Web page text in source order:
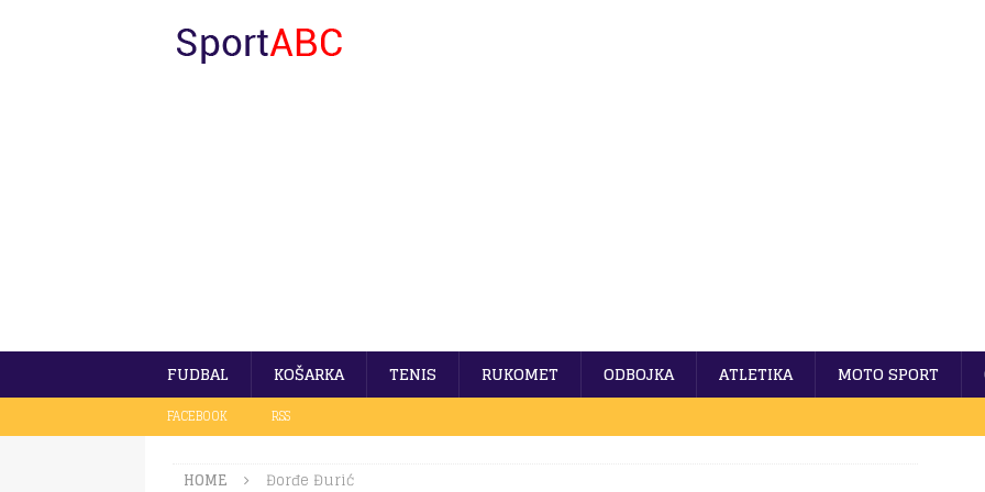
FUDBAL KOŠARKA TENIS RUKOMET ODBOJKA ATLETIKA MOTO SPORT
FACEBOOK RSS
HOME Đorđe Đurić